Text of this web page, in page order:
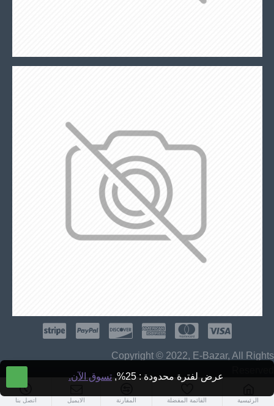
Copyright © 2022, E-Bazar, All Rights
الرئيسية القائمة المفضلة المقارنة الايميل اتصل بنا
عرض لفترة محدودة : 25%, تسوق الآن.